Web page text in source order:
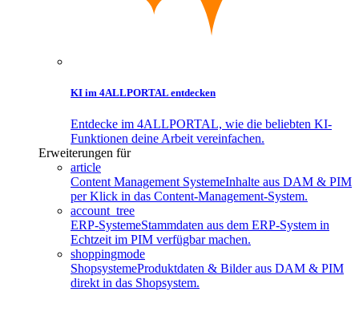
KI im 4ALLPORTAL entdecken
Entdecke im 4ALLPORTAL, wie die beliebten KI-
Funktionen deine Arbeit vereinfachen.
Erweiterungen für
article
Content Management SystemeInhalte aus DAM & PIM
per Klick in das Content-Management-System.
account_tree
ERP-SystemeStammdaten aus dem ERP-System in
Echtzeit im PIM verfügbar machen.
shoppingmode
ShopsystemeProduktdaten & Bilder aus DAM & PIM
direkt in das Shopsystem.